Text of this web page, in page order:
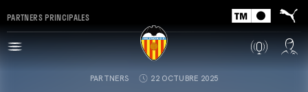
PARTNERS PRINCIPALES
PARTNERS 22 OCTUBRE 2025